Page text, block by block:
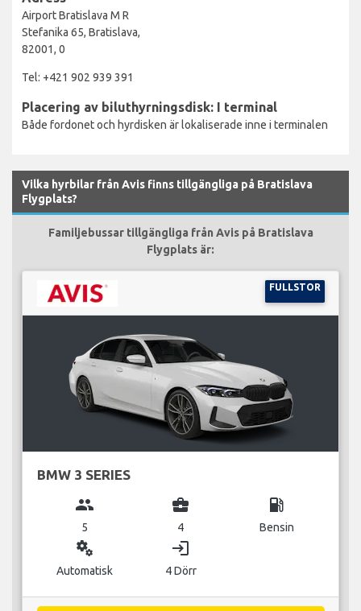
Airport Bratislava M R
Stefanika 65, Bratislava,
82001, 0
Tel: +421 902 939 391
Placering av biluthyrningsdisk: I terminal
Både fordonet och hyrdisken är lokaliserade inne i terminalen
Vilka hyrbilar från Avis finns tillgängliga på Bratislava
Flygplats?
Familjebussar tillgängliga från Avis på Bratislava
Flygplats är:
FULLSTOR
BMW 3 SERIES
group
5
business_center
4
local_gas_station
Bensin
miscellaneous_services
Automatisk
login
4 Dörr